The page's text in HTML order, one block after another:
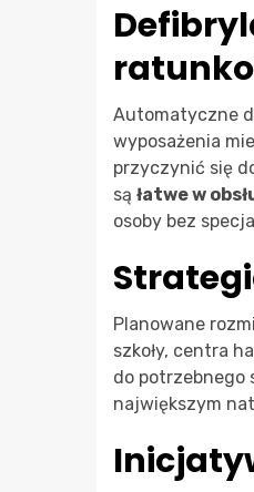
Automatyczne
wyposażenia
przyczynić się
są łatwe w
osoby bez
Planowane
szkoły, centra
do potrzebnego
największym